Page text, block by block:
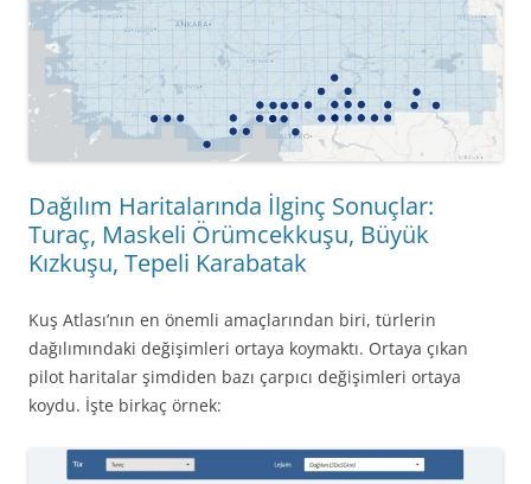
Dağılım Haritalarında İlginç Sonuçlar:
Turaç, Maskeli Örümcekkuşu, Büyük
Kızkuşu, Tepeli Karabatak
Kuş Atlası’nın en önemli amaçlarından biri, türlerin
dağılımındaki değişimleri ortaya koymaktı. Ortaya çıkan
pilot haritalar şimdiden bazı çarpıcı değişimleri ortaya
koydu. İşte birkaç örnek: